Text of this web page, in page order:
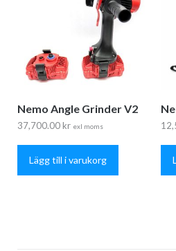
Nemo Angle Grinder V2
37,700.00 kr exl moms
Lägg till i varukorg